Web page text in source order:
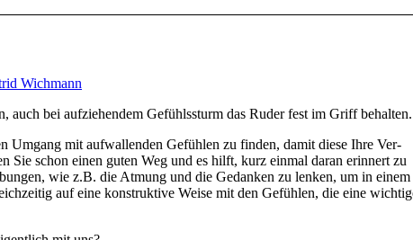
Wichmann
auch bei auf­zie­hen­dem Gefühls­sturm das Ruder fest im Griff behalten.
Umgang mit auf­wal­len­den Gefüh­len zu fin­den, damit diese Ihre Ver­
Sie schon einen guten Weg und es hilft, kurz ein­mal daran erin­nert zu
wie z.B. die Atmung und die Gedan­ken zu len­ken, um in einem
auf eine kon­struk­tive Weise mit den Gefüh­len, die eine